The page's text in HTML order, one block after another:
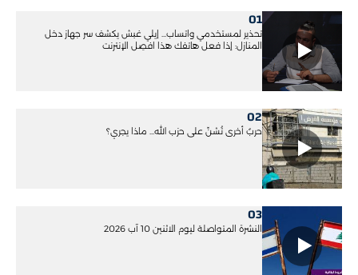
01
تحذير لمستخدمي واتساب... إيلي غبش يكشف سر جهاز دخل
المنازل: إذا فعل هاتفك هذا افصِل الإنترنت
02
حربٌ أخرى تُشنّ على حزب الله... ماذا يجري؟
03
النشرة المتواصلة ليوم الاثنين 10 آب 2026